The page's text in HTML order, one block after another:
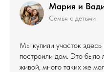
Мария и
Семья с детьми
Мы купили участок
построили дом. Это
живой, много таких же